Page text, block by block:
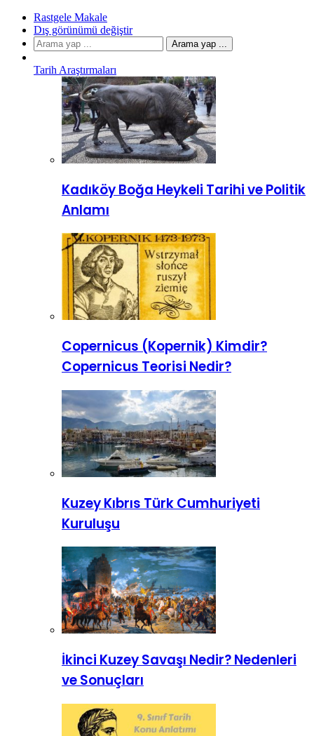
Rastgele Makale
Dış görünümü değiştir
Arama yap ...
Tarih Araştırmaları
Kadıköy Boğa Heykeli Tarihi ve Politik
Anlamı
Copernicus (Kopernik) Kimdir?
Copernicus Teorisi Nedir?
Kuzey Kıbrıs Türk Cumhuriyeti
Kuruluşu
İkinci Kuzey Savaşı Nedir? Nedenleri
ve Sonuçları